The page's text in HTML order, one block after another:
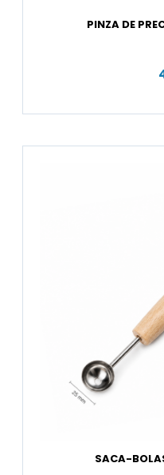
PINZA DE
SACA-